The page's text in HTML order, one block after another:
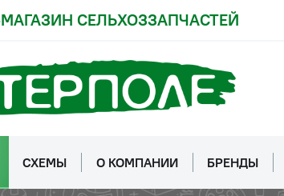
СЕЛЬХОЗЗАПЧАСТЕЙ
СХЕМЫ О КОМПАНИИ БРЕНДЫ